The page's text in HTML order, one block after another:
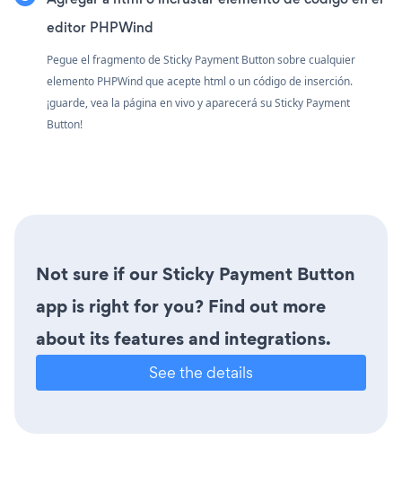
editor PHPWind
Pegue el fragmento de Sticky Payment Button sobre cualquier
elemento PHPWind que acepte html o un código de inserción.
¡guarde, vea la página en vivo y aparecerá su Sticky Payment
Button!
Not sure if our Sticky Payment Button
app is right for you? Find out more
about its features and integrations.
See the details